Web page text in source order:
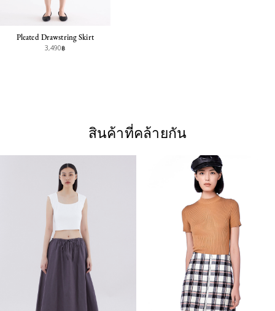
Pleated Drawstring Skirt
3,490฿
สินค้าที่คล้ายกัน